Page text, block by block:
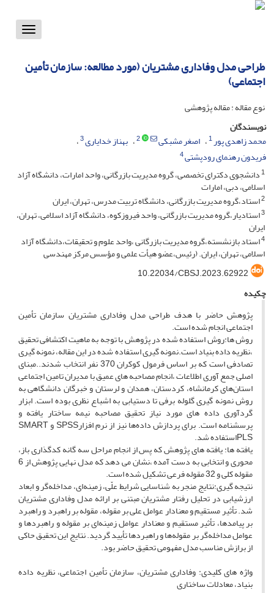
Toggle
طراحی مدل وفاداری مشتریان (مورد مطالعه: سازمان تأمین
اجتماعی)
نوع مقاله : مقاله پژوهشی
نویسندگان
محمد زاهدی پور1 اصغر مشبکی 2 بهناز خدایاری3
فریدون رهنمای رودپشتی4
1دانشجوی دکترای تخصصی، گروه مدیریت بازرگانی، واحد امارات، دانشگاه آزاد
اسلامی، دبی، امارات
2استاد،گروه مدیریت بازرگانی، دانشگاه تربیت مدرس، تهران، ایران
3استادیار،گروه مدیریت بازرگانی، واحد فیروزکوه، دانشگاه آزاد اسلامی، تهران،
ایران
4استاد بازنشسته،گروه مدیریت بازرگانی ،واحد علوم و تحقیقات،دانشگاه آزاد
اسلامی، تهران، ایران. (رئیس،عضو هیأت علمی و مؤسس مرکز مهندسی
10.22034/CBSJ.2023.62922
چکیده
پژوهش حاضر با هدف طراحی مدل وفاداری مشتریان سازمان تأمین
اجتماعی انجام شده است.
روش ها:روش استفاده شده در پژوهش با توجه به ماهیت اکتشافی تحقیق
،نظریه داده بنیاد است.نمونه گیری استفاده شده در این مقاله، نمونه گیری
تصادفی است که بر اساس فرمول کوکران 370 نفر انتخاب شدند..مبنای
اصلی جمع آوری اطلاعات ،انجام مصاحبه های عمیق با مدیران تامین اجتماعی
استان‌های کرمانشاه، کردستان، همدان و لرستان و خبرگان دانشگاهی به
روش نمونه گیری گلوله برفی تا دستیابی به اشباع نظری بوده است. ابزار
گردآوری داده های مورد نیاز تحقیق مصاحبه نیمه ساختار یافته و
پرسشنامه است. برای پردازش داده‌ها نیز از نرم افزارSPSS و SMART
PLSاستفاده شد.
یافته ها: یافته های پژوهش که پس از انجام مراحل سه گانه کدگذاری باز،
محوری و انتخابی به دست آمده ،نشان می دهد که مدل نهایی پژوهش از 6
مقوله کلی و 32 مقوله فرعی تشکیل شده است.
نتیجه گیری:نتایج منجر به شناسایی شرایط علّی، زمینه‌ای، مداخله‌گر و ابعاد
ارزشیابی در تحلیل رفتار مشتریان مبتنی بر ارائه مدل وفاداری مشتریان
شد. تأثیر مستقیم و معنادار عوامل علی بر مقوله، مقوله بر راهبرد و راهبرد
بر پیامدها، تأثیر مستقیم و معنادار عوامل زمینه‌ای بر مقوله و راهبردها و
عوامل مداخله‌گر بر مقوله‌ها و راهبردها تأیید گردید. نتایج این تحقیق حاکی
از برازش مناسب مدل مفهومی تحقیق حاضر بود.
واژه های کلیدی: وفاداری مشتریان، سازمان تأمین اجتماعی، نظریه داده
بنیاد، معادلات ساختاری